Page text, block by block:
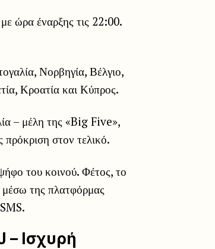
ώρα έναρξης τις 22:00.
Νορβηγία, Βέλγιο,
Κροατία και Κύπρος.
– μέλη της «Big Five»,
πρόκριση στον τελικό.
του κοινού. Φέτος, το
μέσω της πλατφόρμας
– Ισχυρή